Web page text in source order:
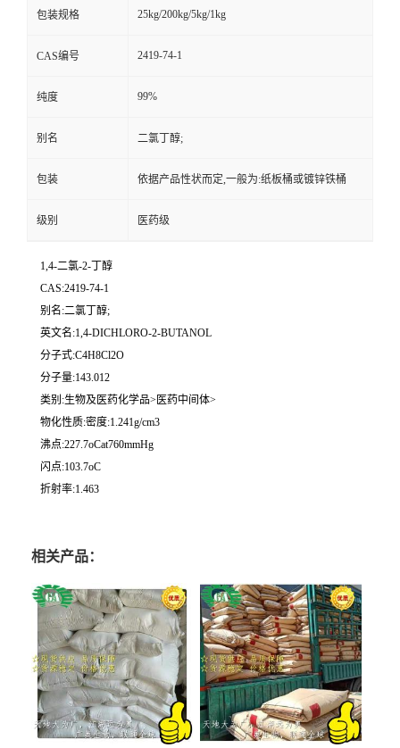
包装规格 25kg/200kg/5kg/1kg
CAS编号 2419-74-1
纯度 99%
别名 二氯丁醇;
包装 依据产品性状而定,一般为:纸板桶或镀锌铁桶
级别 医药级
1,4-二氯-2-丁醇
CAS:2419-74-1
别名:二氯丁醇;
英文名:1,4-DICHLORO-2-BUTANOL
分子式:C4H8Cl2O
分子量:143.012
类别:生物及医药化学品>医药中间体>
物化性质:密度:1.241g/cm3
沸点:227.7oCat760mmHg
闪点:103.7oC
折射率:1.463
相关产品：